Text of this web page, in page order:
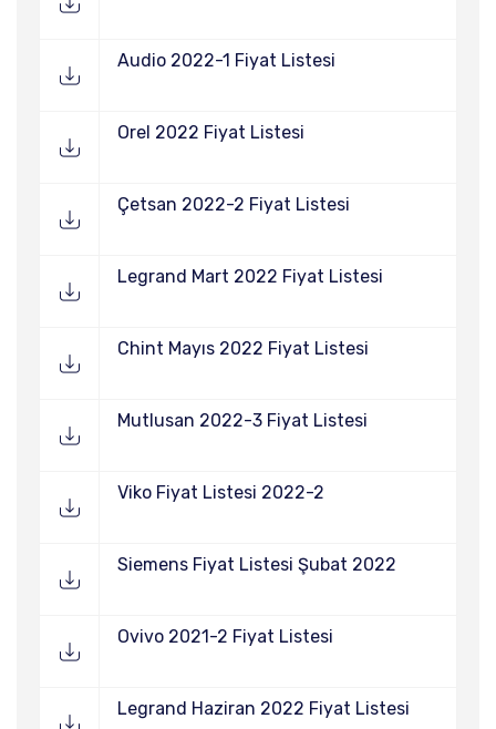
Audio 2022-1 Fiyat Listesi
Orel 2022 Fiyat Listesi
Çetsan 2022-2 Fiyat Listesi
Legrand Mart 2022 Fiyat Listesi
Chint Mayıs 2022 Fiyat Listesi
Mutlusan 2022-3 Fiyat Listesi
Viko Fiyat Listesi 2022-2
Siemens Fiyat Listesi Şubat 2022
Ovivo 2021-2 Fiyat Listesi
Legrand Haziran 2022 Fiyat Listesi